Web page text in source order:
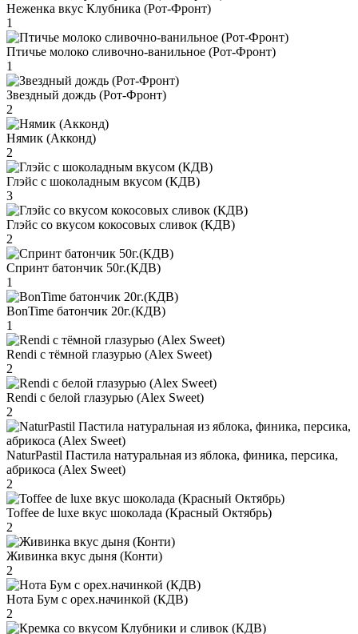
Неженка вкус Клубника (Рот-Фронт)
1
Птичье молоко сливочно-ванильное (Рот-Фронт)
1
Звездный дождь (Рот-Фронт)
2
Нямик (Акконд)
2
Глэйс с шоколадным вкусом (КДВ)
3
Глэйс со вкусом кокосовых сливок (КДВ)
2
Спринт батончик 50г.(КДВ)
1
BonTime батончик 20г.(КДВ)
1
Rendi с тёмной глазурью (Alex Sweet)
2
Rendi с белой глазурью (Alex Sweet)
2
NaturPastil Пастила натуральная из яблока, финика, персика,
абрикоса (Alex Sweet)
2
Toffee de luxe вкус шоколада (Красный Октябрь)
2
Живинка вкус дыня (Конти)
2
Нота Бум с орех.начинкой (КДВ)
2